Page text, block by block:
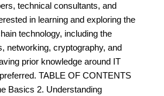
technical consultants, and
in learning and exploring the
technology, including the
networking, cryptography, and
prior knowledge around IT
TABLE OF CONTENTS
Basics 2. Understanding